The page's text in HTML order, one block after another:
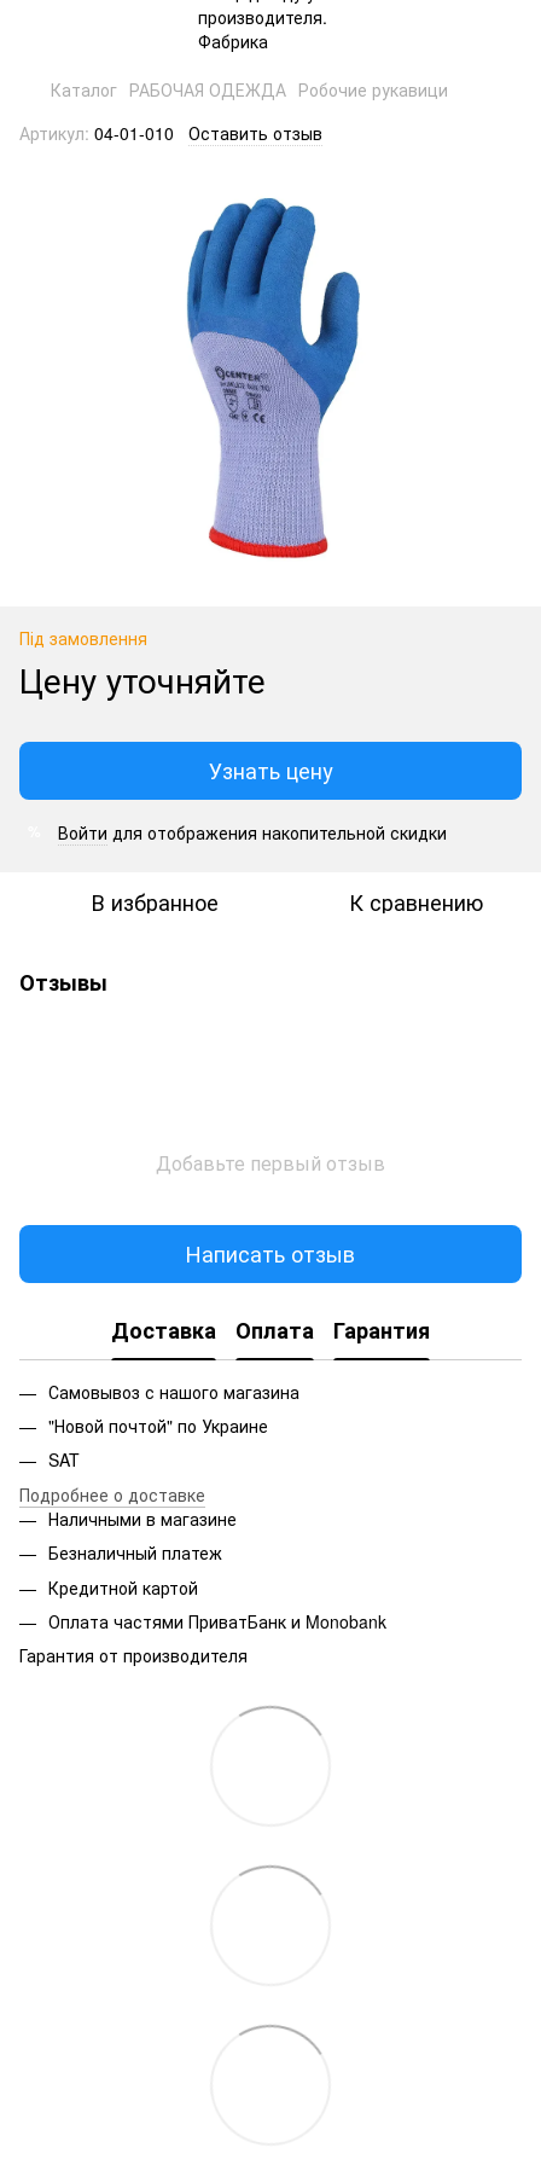
Каталог РАБОЧАЯ ОДЕЖДА Робочие рукавици
Артикул: 04-01-010 Оставить отзыв
Під замовлення
Цену уточняйте
Узнать цену
Войти для отображения накопительной скидки
В избранное К сравнению
Отзывы
Добавьте первый отзыв
Написать отзыв
Доставка Оплата Гарантия
Самовывоз с нашого магазина
"Новой почтой" по Украине
SAT
Подробнее о доставке
Наличными в магазине
Безналичный платеж
Кредитной картой
Оплата частями ПриватБанк и Monobank
Гарантия от производителя